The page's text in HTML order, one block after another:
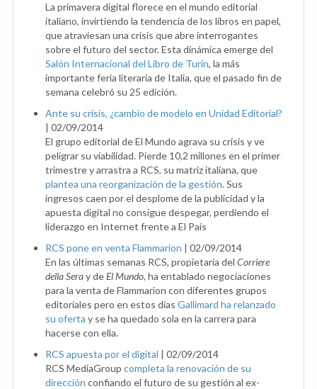
La primavera digital florece en el mundo editorial
italiano, invirtiendo la tendencia de los libros en papel,
que atraviesan una crisis que abre interrogantes
sobre el futuro del sector. Esta dinámica emerge del
Salón Internacional del Libro de Turín, la más
importante feria literaria de Italia, que el pasado fin de
semana celebró su 25 edición.
Ante su crisis, ¿cambio de modelo en Unidad Editorial?
| 02/09/2014
El grupo editorial de El Mundo agrava su crisis y ve
peligrar su viabilidad. Pierde 10,2 millones en el primer
trimestre y arrastra a RCS, su matriz italiana, que
plantea una reorganización de la gestión. Sus
ingresos caen por el desplome de la publicidad y la
apuesta digital no consigue despegar, perdiendo el
liderazgo en Internet frente a El País
RCS pone en venta Flammarion | 02/09/2014
En las últimas semanas RCS, propietaria del Corriere
della Seray deEl Mundo, ha entablado negociaciones
para la venta de Flammarion con diferentes grupos
editoriales pero en estos días Gallimard ha relanzado
su oferta y se ha quedado sola en la carrera para
hacerse con ella.
RCS apuesta por el digital | 02/09/2014
RCS MediaGroup completa la renovación de su
dirección confiando el futuro de su gestión al ex-